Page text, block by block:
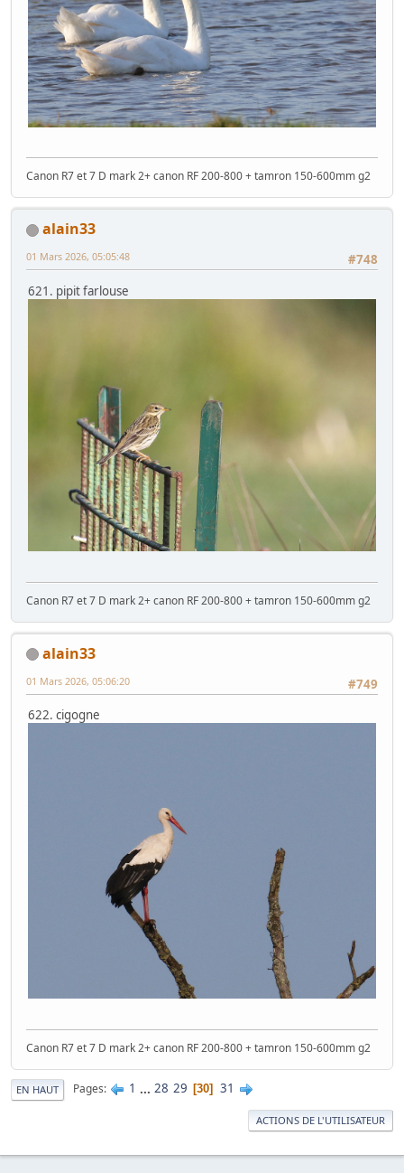
Canon R7 et 7 D mark 2+ canon RF 200-800 + tamron 150-600mm g2
alain33
#748
01 Mars 2026, 05:05:48
621. pipit farlouse
Canon R7 et 7 D mark 2+ canon RF 200-800 + tamron 150-600mm g2
alain33
#749
01 Mars 2026, 05:06:20
622. cigogne
Canon R7 et 7 D mark 2+ canon RF 200-800 + tamron 150-600mm g2
EN HAUT Pages 1 ... 28 29 30 31
ACTIONS DE L'UTILISATEUR